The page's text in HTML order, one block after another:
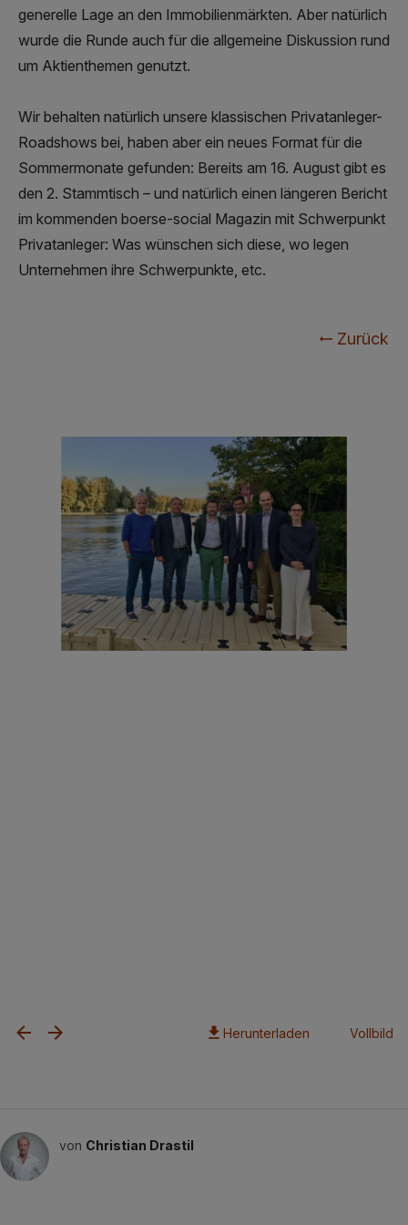
generelle Lage an den Immobilienmärkten. Aber natürlich
wurde die Runde auch für die allgemeine Diskussion rund
um Aktienthemen genutzt.
Wir behalten natürlich unsere klassischen Privatanleger-
Roadshows bei, haben aber ein neues Format für die
Sommermonate gefunden: Bereits am 16. August gibt es
den 2. Stammtisch – und natürlich einen längeren Bericht
im kommenden boerse-social Magazin mit Schwerpunkt
Privatanleger: Was wünschen sich diese, wo legen
Unternehmen ihre Schwerpunkte, etc.
Zurück
Herunterladen Vollbild
von Christian Drastil